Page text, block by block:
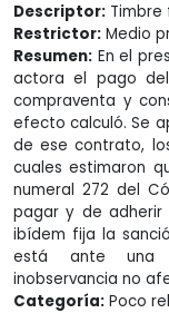
Descriptor: Timbre
Restrictor: Medio
Resumen: En el
actora el pago
compraventa y
efecto calculó. Se
de ese contrato,
cuales estimaron
numeral 272 del
pagar y de
ibídem fija la
está ante una
inobservancia no
Categoría: Poco